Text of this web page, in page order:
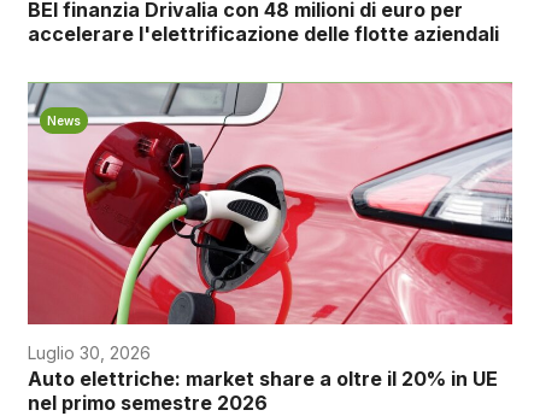
BEI finanzia Drivalia con 48 milioni di euro per
accelerare l'elettrificazione delle flotte aziendali
News
Luglio 30, 2026
Auto elettriche: market share a oltre il 20% in UE
nel primo semestre 2026